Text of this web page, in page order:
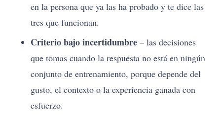
en la persona que ya las ha probado y te dice las
tres que funcionan.
Criterio bajo incertidumbre – las decisiones
que tomas cuando la respuesta no está en ningún
conjunto de entrenamiento, porque depende del
gusto, el contexto o la experiencia ganada con
esfuerzo.